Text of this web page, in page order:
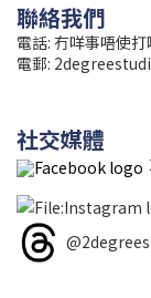
聯絡我們
電話: 冇咩事唔使打
電郵:
社交媒體